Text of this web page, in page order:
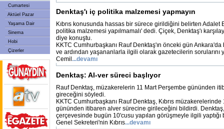
Cumartesi
Aktüel Pazar
Yaşama Dair
Sinema
Hobi
Çizerler
Denktaş'ı iç politika malzemesi yapmayın
Kıbrıs konusunda hassas bir sürece girildiğini belirten Adalet
politika malzemesi yapılmamalı' dedi. Çiçek, Denktaş'ı
diye konuştu.
KKTC Cumhurbaşkanı Rauf Denktaş'ın önceki gün Ankara'da
ve ardından yaşananlarla ilgili olarak gazetecilerin sorularını
Cemil ...devamı
Denktaş: Al-ver süreci başlıyor
Rauf Denktaş, müzakerelerin 11 Mart Perşembe gününden
gireceğini söyledi.
KKTC Cumhurbaşkanı Rauf Denktaş, Kıbrıs
gününden itibaren alver sürecine girileceğini bildirdi. Denktaş,
çerçevesinde bugün 10'cusu yapılan görüşmeyle ilgili yaptığı
Genel Sekreteri'nin Kıbrıs...devamı